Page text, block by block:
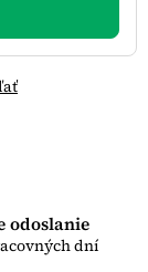
odoslanie
dní